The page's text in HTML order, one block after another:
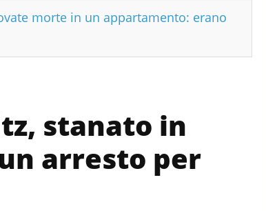
morte in un appartamento: erano
stanato in
arresto per